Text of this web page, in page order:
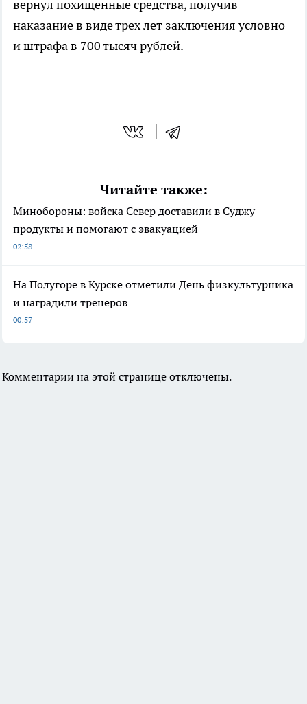
вернул похищенные средства, получив
наказание в виде трех лет заключения условно
и штрафа в 700 тысяч рублей.
Читайте также:
Минобороны: войска Север доставили в Суджу
продукты и помогают с эвакуацией
02:58
На Полугоре в Курске отметили День физкультурника
и наградили тренеров
00:57
Комментарии на этой странице отключены.